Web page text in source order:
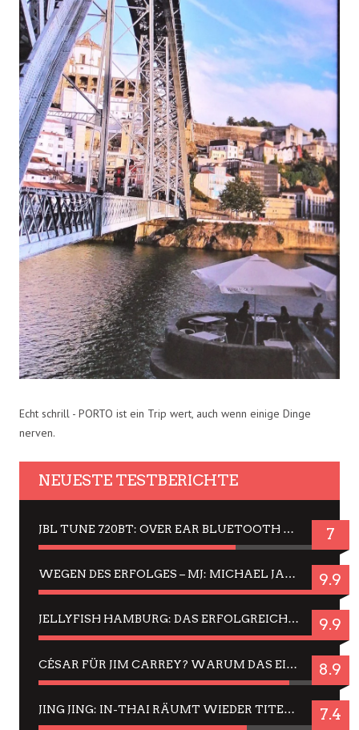
Echt schrill - PORTO ist ein Trip wert, auch wenn einige Dinge
nerven.
NEUESTE TESTBERICHTE
JBL TUNE 720BT: OVER EAR BLUETOOTH KOPFHÖRER UM DIE 50,-€ IM DAUER-TEST 7
WEGEN DES ERFOLGES – MJ: MICHAEL JACKSON MUSICAL IN EINER MATINEE SEHEN 9.9
JELLYFISH HAMBURG: DAS ERFOLGREICHE SOMMER-MENÜ 2025 IN GEFÜHLEN UND BILDERN 9.9
CÉSAR FÜR JIM CARREY? WARUM DAS EINER DER NERVIGSTEN ACTORS IST UND BLEIBT 8.9
JING JING: IN-THAI RÄUMT WIEDER TITEL AB – EIN ZWEI-STUNDEN-ERLEBNISBERICHT 7.4